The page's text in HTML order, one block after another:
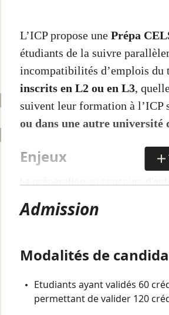
L’ICP propose une Prépa
étudiants de la suivre
incompatibilités d’emplois du
inscrits en L2 ou en L3,
suivent leur formation à l’ICP
ou dans une autre université
Enjeux
La préparation au concours
leur Licence à l'Institut
permet d'acquérir la
étudiants sont guidés dans le
de
Admission
Modalités de
Etudiants ayant validés 60
permettant de valider 120